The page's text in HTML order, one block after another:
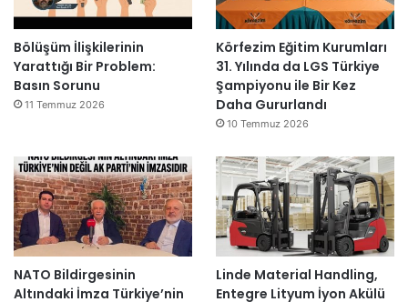
Bölüşüm İlişkilerinin
Yarattığı Bir Problem:
Basın Sorunu
11 Temmuz 2026
Körfezim Eğitim Kurumları
31. Yılında da LGS Türkiye
Şampiyonu ile Bir Kez
Daha Gururlandı
10 Temmuz 2026
NATO Bildirgesinin
Altındaki İmza Türkiye’nin
Linde Material Handling,
Entegre Lityum İyon Akülü